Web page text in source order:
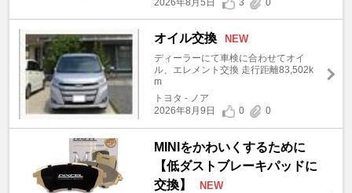
2026年8月5日
3 0
オイル交換 NEW
ディーラーにて車検に合わせてオイ
ル、エレメント交換 走行距離83,502k
m
トヨタ - ノア
2026年8月9日
0 0
MINIをかわいくするために
【低ダストブレーキパッドに
交換】
NEW